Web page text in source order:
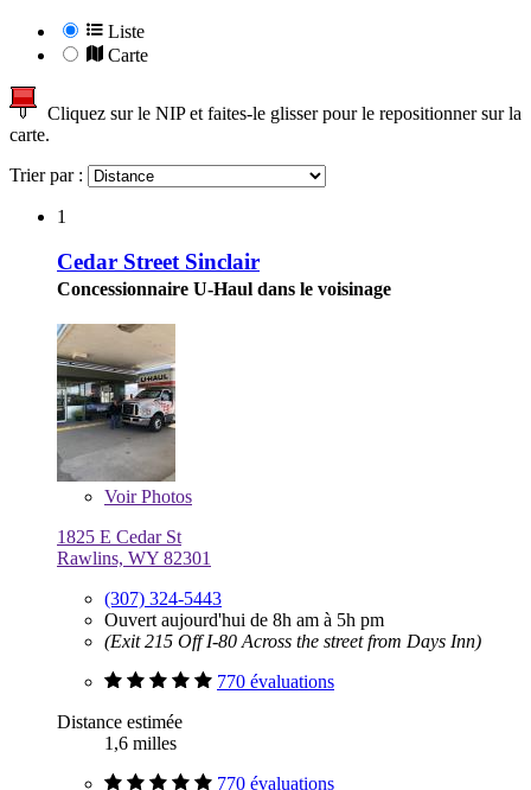
Liste
Carte
Cliquez sur le NIP et faites-le glisser pour le repositionner sur la
carte.
Trier par :
1
Cedar Street Sinclair
Concessionnaire U-Haul dans le voisinage
VoirPhotos
1825 E Cedar St
Rawlins, WY 82301
(307) 324-5443
Ouvert aujourd'hui de 8h am à 5h pm
(Exit 215 Off I-80 Across the street from Days Inn)
770 évaluations
Distance estimée
1,6 milles
770 évaluations